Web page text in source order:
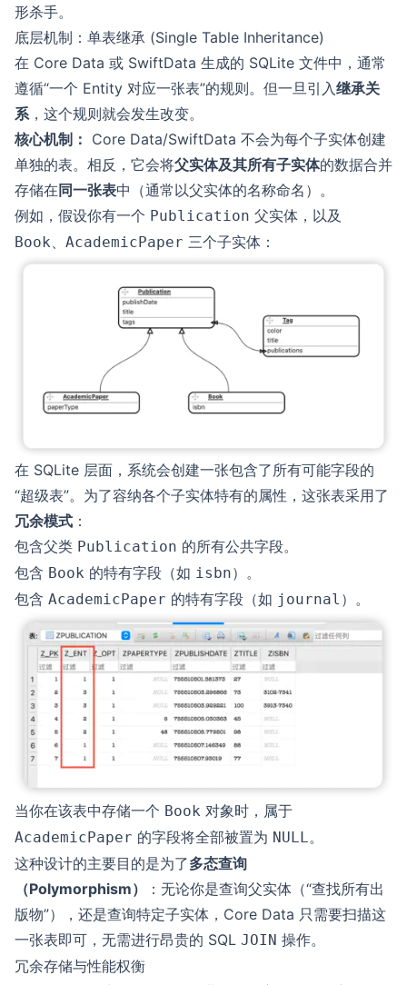
形杀手。
底层机制：单表继承 (Single Table Inheritance)
在 Core Data 或 SwiftData 生成的 SQLite 文件中，通常
遵循“一个 Entity 对应一张表”的规则。但一旦引入继承关
系，这个规则就会发生改变。
核心机制： Core Data/SwiftData 不会为每个子实体创建
单独的表。相反，它会将父实体及其所有子实体的数据合并
存储在 同一张表中（通常以父实体的名称命名）。
例如，假设你有一个 Publication 父实体，以及
Book、 AcademicPaper 三个子实体：
在 SQLite 层面，系统会创建一张包含了所有可能字段的
“超级表”。为了容纳各个子实体特有的属性，这张表采用了
冗余模式 ：
包含父类 Publication 的所有公共字段。
包含 Book 的特有字段（如 isbn）。
包含 AcademicPaper 的特有字段（如 journal ）。
当你在该表中存储一个 Book 对象时，属于
AcademicPaper 的字段将全部被置为 NULL。
这种设计的主要目的是为了多态查询
（Polymorphism）
：无论你是查询父实体（“查找所有出
版物”），还是查询特定子实体，Core Data 只需要扫描这
一张表即可，无需进行昂贵的 SQL JOIN 操作。
冗余存储与性能权衡